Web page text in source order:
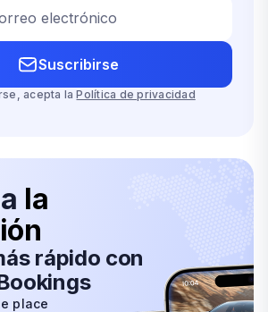
electrónico
Suscribirse
acepta la Política de privacidad
la
rápido con
place